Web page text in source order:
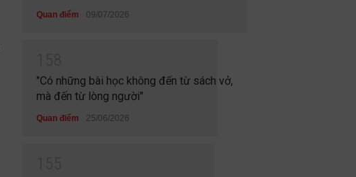
Quan điểm 09/07/2026
"Có những bài học không đến từ sách vở,
mà đến từ lòng người"
Quan điểm 25/06/2026